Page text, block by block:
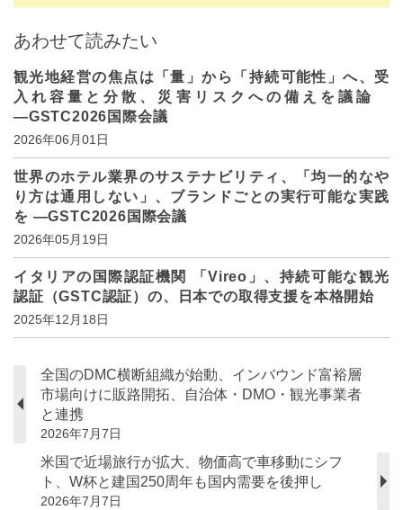
あわせて読みたい
観光地経営の焦点は「量」から「持続可能性」へ、受
入れ容量と分散、災害リスクへの備えを議論
―GSTC2026国際会議
2026年06月01日
世界のホテル業界のサステナビリティ、「均一的なや
り方は通用しない」、ブランドごとの実行可能な実践
を ―GSTC2026国際会議
2026年05月19日
イタリアの国際認証機関 「Vireo」、持続可能な観光
認証（GSTC認証）の、日本での取得支援を本格開始
2025年12月18日
全国のDMC横断組織が始動、インバウンド富裕層
市場向けに販路開拓、自治体・DMO・観光事業者
と連携
2026年7月7日
米国で近場旅行が拡大、物価高で車移動にシフ
ト、W杯と建国250周年も国内需要を後押し
2026年7月7日